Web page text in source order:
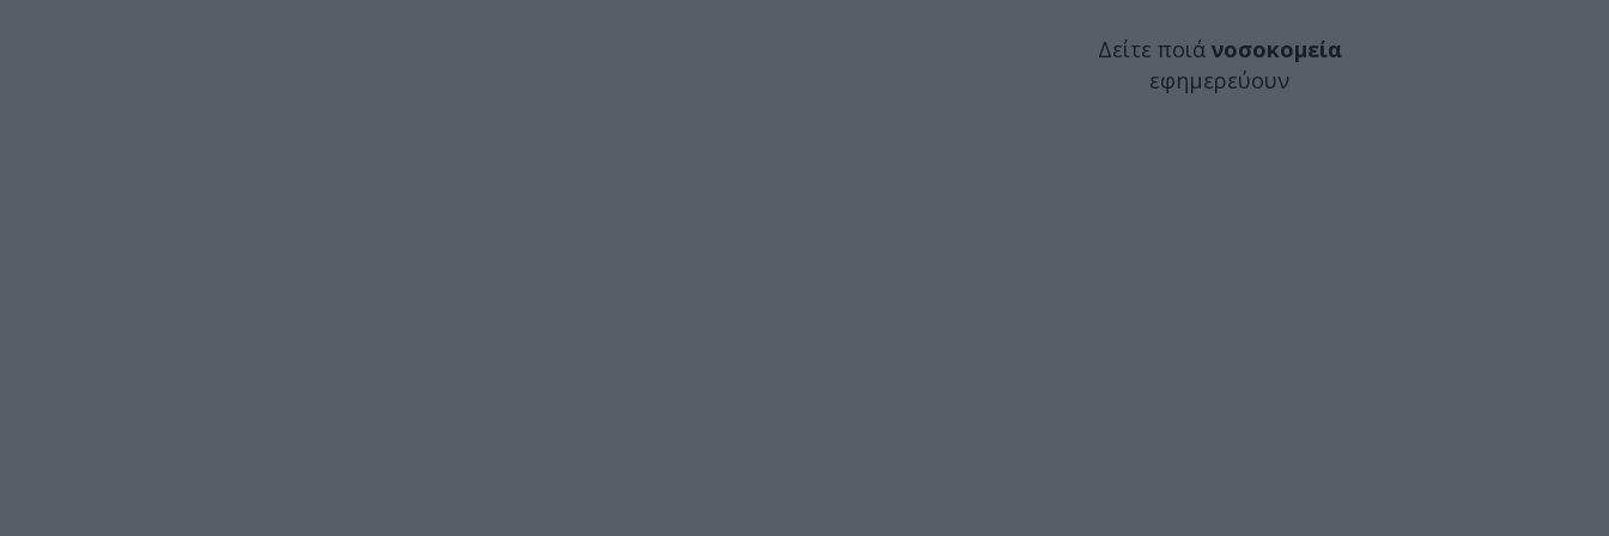
Δείτε ποιά νοσοκομεία
εφημερεύουν